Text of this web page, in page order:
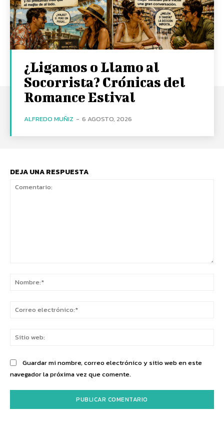
¿Ligamos o Llamo al
Socorrista? Crónicas del
Romance Estival
ALFREDO MUÑIZ - 6 AGOSTO, 2026
DEJA UNA RESPUESTA
Guardar mi nombre, correo electrónico y sitio web en este
navegador la próxima vez que comente.